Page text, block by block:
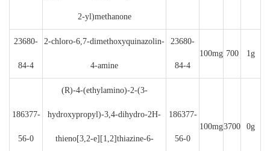
2-yl)methanone
23680-
84-4
2-chloro-6,7-dimethoxyquinazolin-
4-amine
23680-
84-4
100mg 700 1g
186377-
56-0
(R)-4-(ethylamino)-2-(3-
hydroxypropyl)-3,4-dihydro-2H-
thieno[3,2-e][1,2]thiazine-6-
186377-
56-0
100mg3700 0g